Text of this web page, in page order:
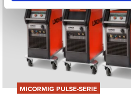
MICORMIG PULSE-SERIE